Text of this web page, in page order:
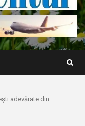
adevărate din